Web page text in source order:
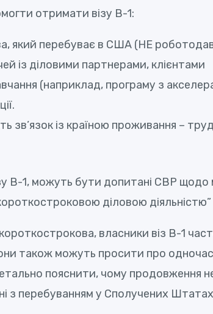
отримати візу В-1:
який перебуває в США (НЕ
із діловими партнерами, клієнтами
(наприклад, програму з
із країною проживання –
1, можуть бути допитані CBP щодо
діловою
власники віз В-1
також можуть просити про
пояснити, чому продовження
з перебуванням у Сполучених